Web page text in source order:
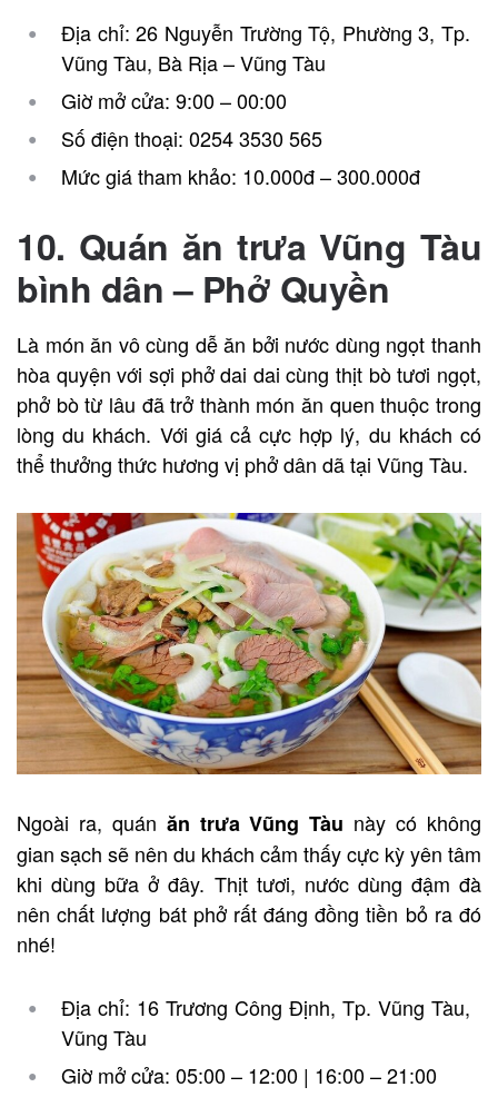
Địa chỉ: 26 Nguyễn Trường Tộ, Phường 3, Tp.
Vũng Tàu, Bà Rịa – Vũng Tàu
Giờ mở cửa: 9:00 – 00:00
Số điện thoại: 0254 3530 565
Mức giá tham khảo: 10.000đ – 300.000đ
10. Quán ăn trưa Vũng Tàu
bình dân – Phở Quyền
Là món ăn vô cùng dễ ăn bởi nước dùng ngọt thanh
hòa quyện với sợi phở dai dai cùng thịt bò tươi ngọt,
phở bò từ lâu đã trở thành món ăn quen thuộc trong
lòng du khách. Với giá cả cực hợp lý, du khách có
thể thưởng thức hương vị phở dân dã tại Vũng Tàu.
Ngoài ra, quán ăn trưa Vũng Tàu này có không
gian sạch sẽ nên du khách cảm thấy cực kỳ yên tâm
khi dùng bữa ở đây. Thịt tươi, nước dùng đậm đà
nên chất lượng bát phở rất đáng đồng tiền bỏ ra đó
nhé!
Địa chỉ: 16 Trương Công Định, Tp. Vũng Tàu,
Vũng Tàu
Giờ mở cửa: 05:00 – 12:00 | 16:00 – 21:00